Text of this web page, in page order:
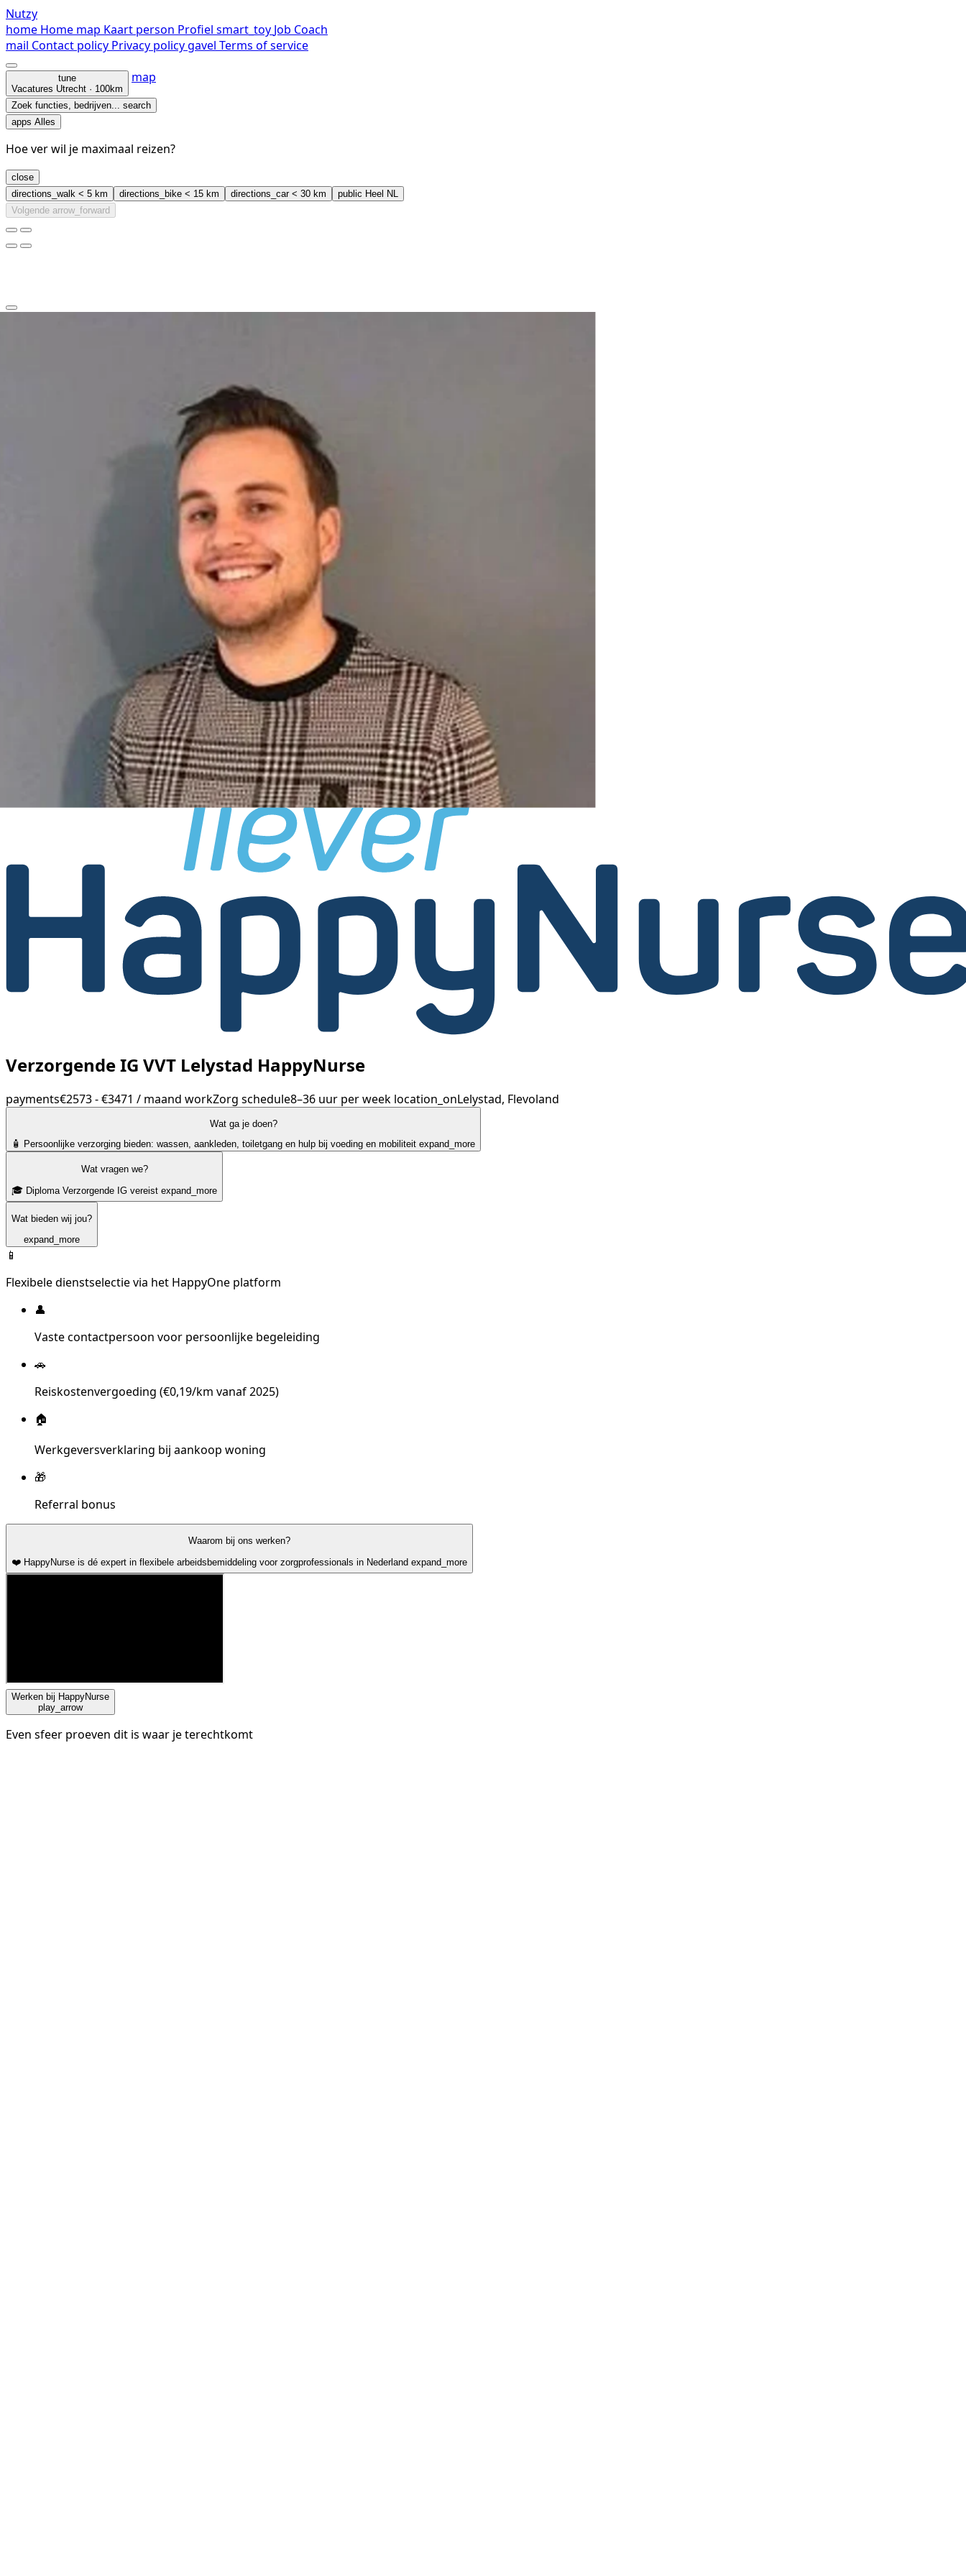
Nutzy
home Home map Kaart person Profiel smart_toy Job Coach
mail Contact policy Privacy policygavel Terms of service
tune
Vacatures Utrecht · 100km
map
Zoek functies, bedrijven... search
apps Alles
Hoe ver wil je maximaal reizen?
close
directions_walk < 5 km directions_bike < 15 km directions_car< 30 km public Heel NL
Volgende arrow_forward
Verzorgende IG VVT Lelystad HappyNurse
payments€2573 - €3471 / maand workZorg schedule8–36 uur per week location_onLelystad, Flevoland
Wat ga je doen?
🧴 Persoonlijke verzorging bieden: wassen, aankleden, toiletgang en hulp bij voeding en mobiliteit expand_more
Wat vragen we?
🎓 Diploma Verzorgende IG vereist expand_more
Wat bieden wij jou?
expand_more
📱
Flexibele dienstselectie via het HappyOne platform
👤
Vaste contactpersoon voor persoonlijke begeleiding
🚗
Reiskostenvergoeding (€0,19/km vanaf 2025)
🏠
Werkgeversverklaring bij aankoop woning
🎁
Referral bonus
Waarom bij ons werken?
❤️ HappyNurse is dé expert in flexibele arbeidsbemiddeling voor zorgprofessionals in Nederland expand_more
Werken bij HappyNurse
play_arrow
Even sfeer proeven dit is waar je terechtkomt